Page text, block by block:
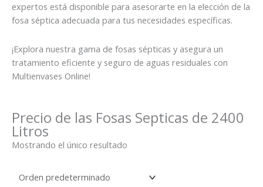
expertos está disponible para asesorarte en la elección de la
fosa séptica adecuada para tus necesidades específicas.
¡Explora nuestra gama de fosas sépticas y asegura un
tratamiento eficiente y seguro de aguas residuales con
Multienvases Online!
Precio de las Fosas Septicas de 2400
Litros
Mostrando el único resultado